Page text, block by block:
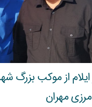
ایلام از موکب بزرگ
مهران